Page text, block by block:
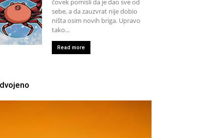
čovek pomisli da je dao sve od
sebe, a da zauzvrat nije dobio
ništa osim novih briga. Upravo
tako...
Read more